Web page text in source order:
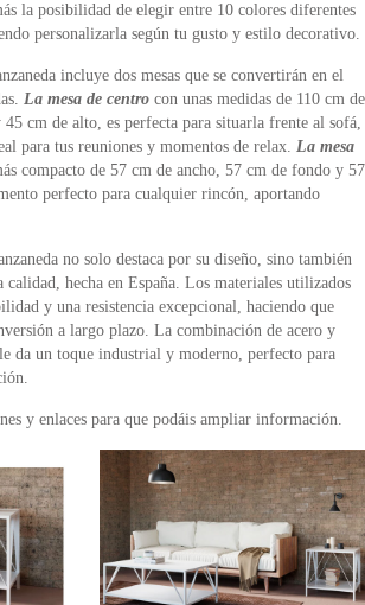
la posibilidad de elegir entre 10 colores diferentes
personalizarla según tu gusto y estilo decorativo.
incluye dos mesas que se convertirán en el
La mesa de centro con unas medidas de 110 cm de
cm de alto, es perfecta para situarla frente al sofá,
para tus reuniones y momentos de relax. La mesa
compacto de 57 cm de ancho, 57 cm de fondo y 57
perfecto para cualquier rincón, aportando
no solo destaca por su diseño, sino también
hecha en España. Los materiales utilizados
y una resistencia excepcional, haciendo que
a largo plazo. La combinación de acero y
da un toque industrial y moderno, perfecto para
y enlaces para que podáis ampliar información.